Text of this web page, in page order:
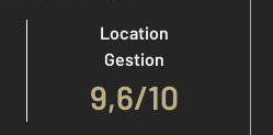
Location
Gestion
9,6/10